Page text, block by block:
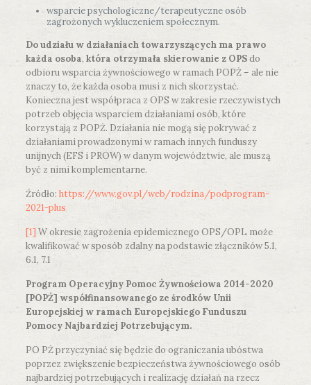
wsparcie psychologiczne/terapeutyczne osób
zagrożonych wykluczeniem społecznym.
Do udziału w działaniach towarzyszących ma prawo
każda osoba,która otrzymała skierowanie z OPSdo
odbioru wsparcia żywnościowego w ramach POPŻ – ale nie
znaczy to, że każda osoba musi z nich skorzystać.
Konieczna jest współpraca z OPS w zakresie rzeczywistych
potrzeb objęcia wsparciem działaniami osób, które
korzystają z POPŻ. Działania nie mogą się pokrywać z
działaniami prowadzonymi w ramach innych funduszy
unijnych (EFS i PROW) w danym województwie, ale muszą
być z nimi komplementarne.
Źródło:https://www.gov.pl/web/rodzina/podprogram-
2021-plus
[1] W okresie zagrożenia epidemicznego OPS/OPL może
kwalifikować w sposób zdalny na podstawie złączników 5.1,
6.1, 7.1
Program Operacyjny Pomoc Żywnościowa 2014-2020
[POPŻ] współfinansowanego ze środków Unii
Europejskiej w ramach Europejskiego Funduszu
Pomocy Najbardziej Potrzebującym.
PO PŻ przyczyniać się będzie do ograniczania ubóstwa
poprzez zwiększenie bezpieczeństwa żywnościowego osób
najbardziej potrzebujących i realizację działań na rzecz